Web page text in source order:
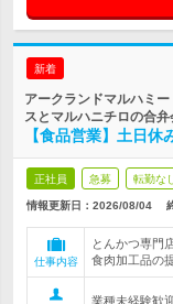
新着
アークランドマルハミ
スとマルハニチロの合弁
【食品営業】土日
正社員 急募 転勤な
情報更新日：2026/08/04
仕事内容
とんかつ専門
食肉加工品の
業種未経験歓